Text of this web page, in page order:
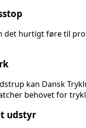
det hurtigt føre til
kan Dansk
behovet for
udstyr